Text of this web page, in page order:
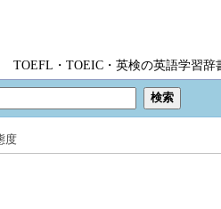
TOEFL・TOEIC・英検の英語学習辞
度